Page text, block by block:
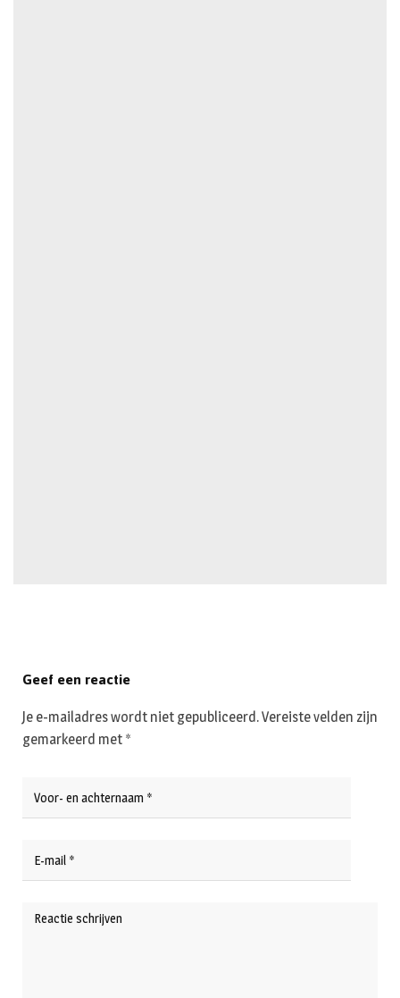
Geef een reactie
Je e-mailadres wordt niet gepubliceerd.Vereiste velden zijn
gemarkeerd met *